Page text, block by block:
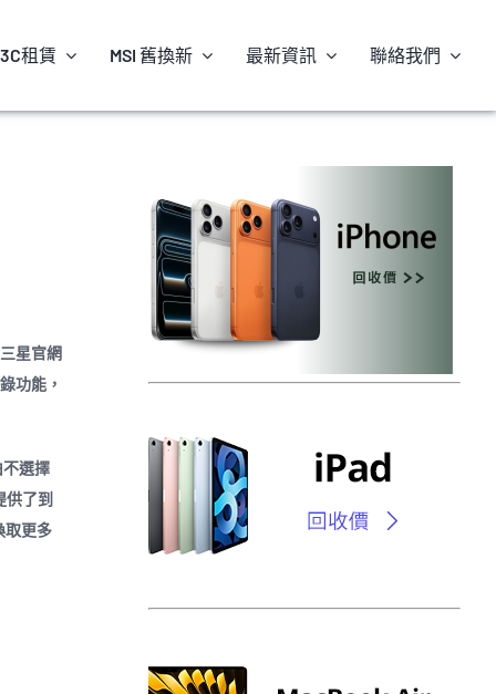
3C租賃 MSI 舊換新 最新資訊 聯絡我們
星官網
功能，
選擇
供了到
取更多